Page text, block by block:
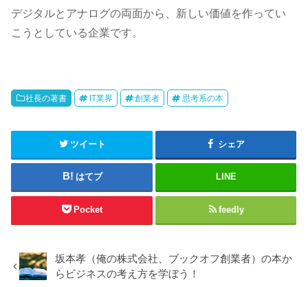
デジタルとアナログの両面から、新しい価値を作ってい
こうとしている企業です。
社長の著書 IT業界 創業者 思考系の本
ツイート シェア
はてブ LINE
Pocket feedly
坂本孝（俺の株式会社、ブックオフ創業者）の本か
らビジネスの考え方を学ぼう！